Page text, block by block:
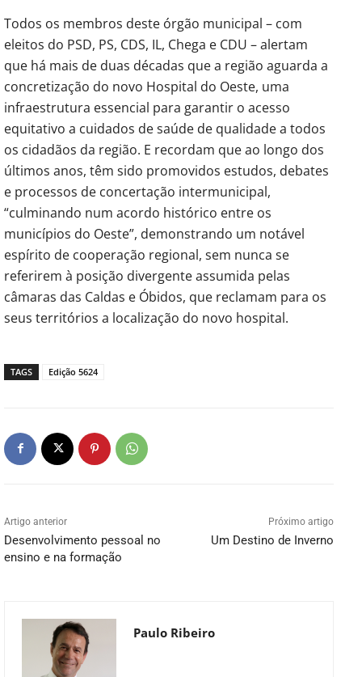
Todos os membros deste órgão municipal – com
eleitos do PSD, PS, CDS, IL, Chega e CDU – alertam
que há mais de duas décadas que a região aguarda a
concretização do novo Hospital do Oeste, uma
infraestrutura essencial para garantir o acesso
equitativo a cuidados de saúde de qualidade a todos
os cidadãos da região. E recordam que ao longo dos
últimos anos, têm sido promovidos estudos, debates
e processos de concertação intermunicipal,
“culminando num acordo histórico entre os
municípios do Oeste”, demonstrando um notável
espírito de cooperação regional, sem nunca se
referirem à posição divergente assumida pelas
câmaras das Caldas e Óbidos, que reclamam para os
seus territórios a localização do novo hospital.
TAGS Edição 5624
Artigo anterior
Desenvolvimento pessoal no
ensino e na formação
Próximo artigo
Um Destino de Inverno
Paulo Ribeiro